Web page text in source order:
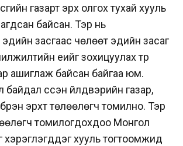
газарт эрх олгох тухай хууль
байсан. Тэр нь
засгаас чөлөөт эдийн засаг
үеийг зохицуулах түр
ашиглаж байсан байгаа юм.
үүссэн үйлдвэрийн газар,
эрхт төлөөлөгч томилно. Тэр
томилогдохдоо Монгол
хэрэглэгддэг хууль тогтоомжид